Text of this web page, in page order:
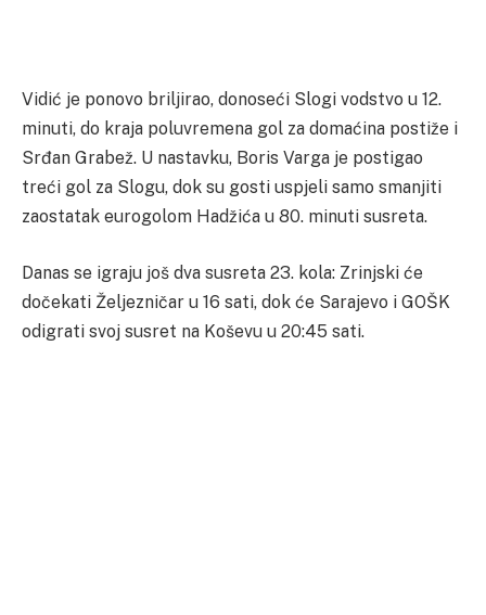
Vidić je ponovo briljirao, donoseći Slogi vodstvo u 12.
minuti, do kraja poluvremena gol za domaćina postiže i
Srđan Grabež. U nastavku, Boris Varga je postigao
treći gol za Slogu, dok su gosti uspjeli samo smanjiti
zaostatak eurogolom Hadžića u 80. minuti susreta.
Danas se igraju još dva susreta 23. kola: Zrinjski će
dočekati Željezničar u 16 sati, dok će Sarajevo i GOŠK
odigrati svoj susret na Koševu u 20:45 sati.